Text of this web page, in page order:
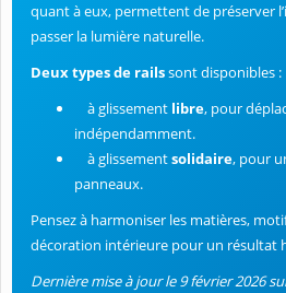
quant à eux, permettent de préserver
passer la lumière naturelle.
Deux types de railssont disponibles :
à glissement libre, pour
indépendamment.
à glissementsolidaire, pour
panneaux.
Pensez à harmoniser les matières,
décoration intérieure pour un résultat
Dernière mise à jour le 9 février 2026